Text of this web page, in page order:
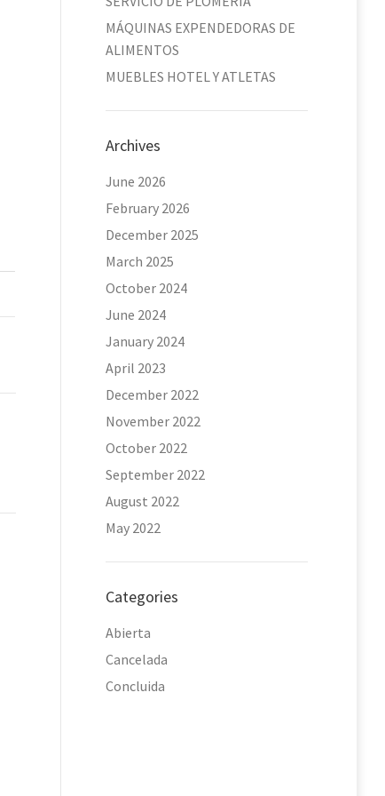
MÁQUINAS EXPENDEDORAS DE
ALIMENTOS
MUEBLES HOTEL Y ATLETAS
Archives
June 2026
February 2026
December 2025
March 2025
October 2024
June 2024
January 2024
April 2023
December 2022
November 2022
October 2022
September 2022
August 2022
May 2022
Categories
Abierta
Cancelada
Concluida